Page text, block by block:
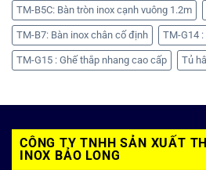
TM-B5C: Bàn tròn inox cạnh vuông 1.2m
TM-B7: Bàn inox chân cố định TM-G14
TM-G15 : Ghế thắp nhang cao cấp Tủ
CÔNG TY TNHH SẢN XUẤT
INOX BẢO LONG